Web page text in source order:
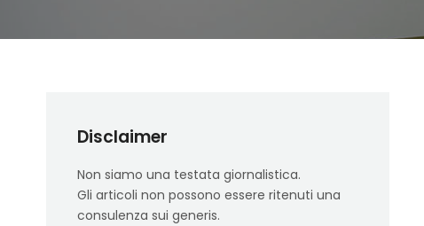
Disclaimer
Non siamo una testata giornalistica.
Gli articoli non possono essere ritenuti una
consulenza sui generis.